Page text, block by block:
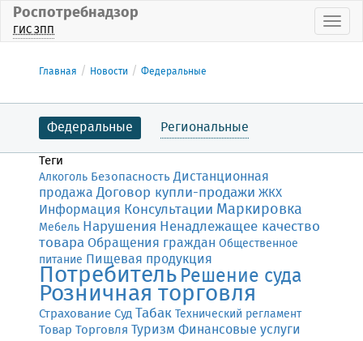
Роспотребнадзор
ГИС ЗПП
Главная Новости Федеральные
Федеральные Региональные
Теги
Алкоголь БезопасностьДистанционная
продажа Договор купли-продажи ЖКХ
Информация Консультации Маркировка
Мебель Нарушения Ненадлежащее качество
товара Обращения граждан Общественное
питание Пищевая продукция
ПотребительРешение суда
Розничная торговля
СтрахованиеСудТабакТехнический регламент
Товар Торговля Туризм Финансовые услуги